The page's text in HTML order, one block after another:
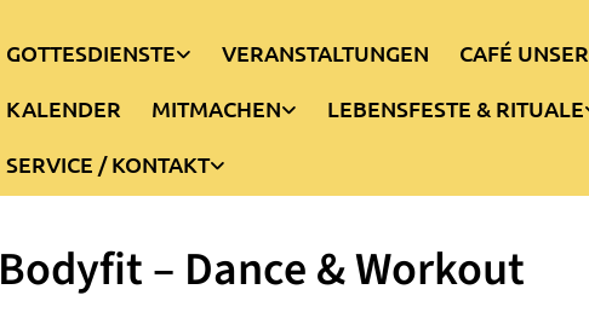
GOTTESDIENSTE VERANSTALTUNGEN CAFÉ UNSER
KALENDER
MITMACHEN LEBENSFESTE & RITUALE
SERVICE / KONTAKT
Bodyfit – Dance & Workout